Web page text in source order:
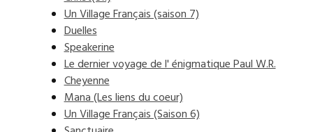
Un Village Français (saison 7)
Duelles
Speakerine
Le dernier voyage de l' énigmatique Paul W.R.
Cheyenne
Mana (Les liens du coeur)
Un Village Français (Saison 6)